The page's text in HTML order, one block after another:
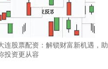
连股票配资：解锁财富新机遇，助
投资更从容